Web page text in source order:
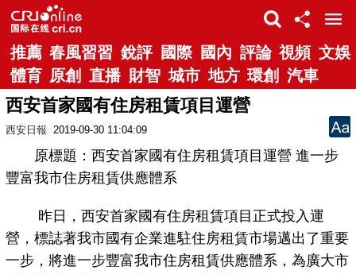
推薦 春風習習 銳評 國際 國內 評論 視頻 文娛
體育 原創 直播 財智 城市 地方 環創 汽車
西安首家國有住房租賃項目運營
西安日報 2019-09-30 11:04:09
原標題：西安首家國有住房租賃項目運營 進一步
豐富我市住房租賃供應體系
昨日，西安首家國有住房租賃項目正式投入運
營，標誌著我市國有企業進駐住房租賃市場邁出了重要
一步，將進一步豐富我市住房租賃供應體系，為廣大市